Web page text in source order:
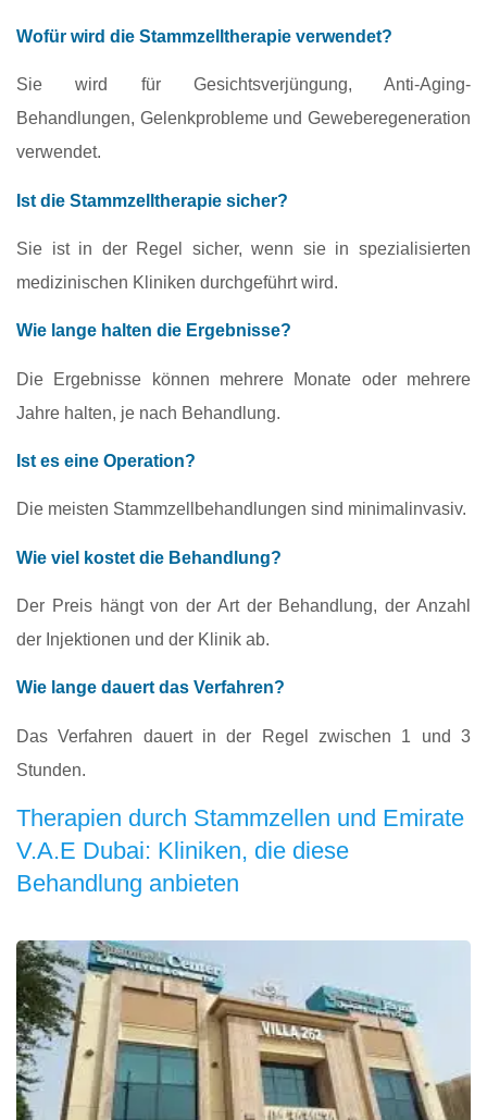
Wofür wird die Stammzelltherapie verwendet?
Sie wird für Gesichtsverjüngung, Anti-Aging-
Behandlungen, Gelenkprobleme und Geweberegeneration
verwendet.
Ist die Stammzelltherapie sicher?
Sie ist in der Regel sicher, wenn sie in spezialisierten
medizinischen Kliniken durchgeführt wird.
Wie lange halten die Ergebnisse?
Die Ergebnisse können mehrere Monate oder mehrere
Jahre halten, je nach Behandlung.
Ist es eine Operation?
Die meisten Stammzellbehandlungen sind minimalinvasiv.
Wie viel kostet die Behandlung?
Der Preis hängt von der Art der Behandlung, der Anzahl
der Injektionen und der Klinik ab.
Wie lange dauert das Verfahren?
Das Verfahren dauert in der Regel zwischen 1 und 3
Stunden.
Therapien durch Stammzellen und Emirate
V.A.E Dubai: Kliniken, die diese
Behandlung anbieten